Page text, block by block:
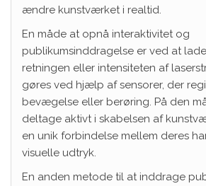
ændre kunstværket i realtid.
En måde at opnå interaktivitet og
publikumsinddragelse er ved at
retningen eller intensiteten af
gøres ved hjælp af sensorer, der
bevægelse eller berøring. På den
deltage aktivt i skabelsen af
en unik forbindelse mellem deres
visuelle udtryk.
En anden metode til at inddrage